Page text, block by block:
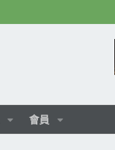
會員